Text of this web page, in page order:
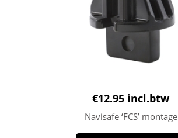
€12.95 incl.btw
Navisafe ‘FCS’ montage